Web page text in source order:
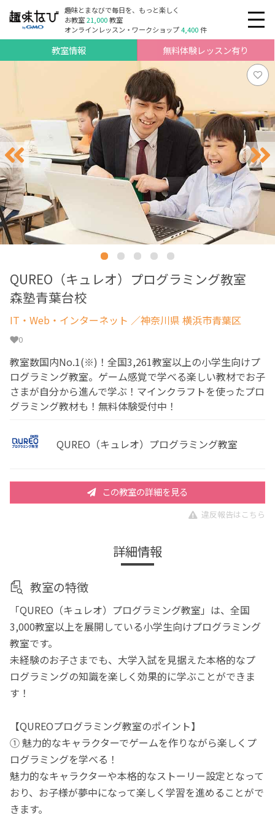
趣味とまなびで毎日を、もっと楽しく
お教室21,000教室
オンラインレッスン・ワークショップ4,400件
教室情報 無料体験レッスン有り
QUREO（キュレオ）プログラミング教室
森塾青葉台校
IT・Web・インターネット ／神奈川県 横浜市青葉区
0
教室数国内No.1(※)！全国3,261教室以上の小学生向けプ
ログラミング教室。ゲーム感覚で学べる楽しい教材でお子
さまが自分から進んで学ぶ！マインクラフトを使ったプロ
グラミング教材も！無料体験受付中！
QUREO（キュレオ）プログラミング教室
この教室の詳細を見る
違反報告はこちら
詳細情報
教室の特徴
「QUREO（キュレオ）プログラミング教室」は、全国
3,000教室以上を展開している小学生向けプログラミング
教室です。
未経験のお子さまでも、大学入試を見据えた本格的なプ
ログラミングの知識を楽しく効果的に学ぶことができま
す！
【QUREOプログラミング教室のポイント】
① 魅力的なキャラクターでゲームを作りながら楽しくプ
ログラミングを学べる！
魅力的なキャラクターや本格的なストーリー設定となって
おり、お子様が夢中になって楽しく学習を進めることがで
きます。